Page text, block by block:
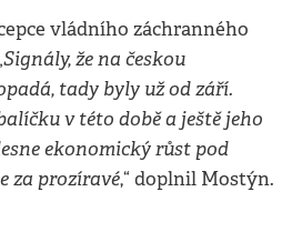
vládního záchranného
Signály, že na českou
tady byly už od září.
v této době a ještě jeho
ekonomický růst pod
za prozíravé,“ doplnil Mostýn.